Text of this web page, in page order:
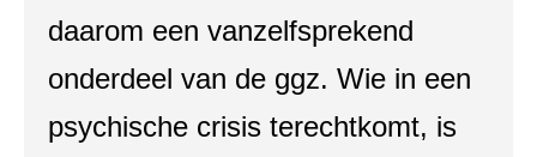
daarom een vanzelfsprekend
onderdeel van de ggz. Wie in een
psychische crisis terechtkomt, is